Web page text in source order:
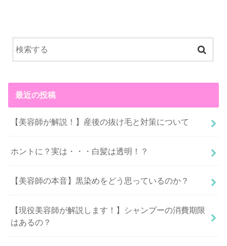
最近の投稿
【美容師が解説！】産後の抜け毛と対策について
ホントに？実は・・・白髪は透明！？
【美容師の本音】黒染めをどう思っているのか？
【現役美容師が解説します！】シャンプーの消費期限
はあるの？